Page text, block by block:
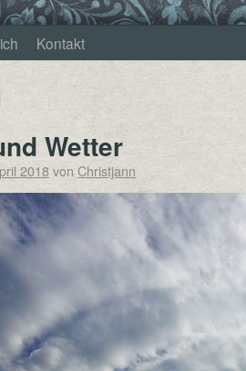
Kontakt
Wetter
2018vonChristjann